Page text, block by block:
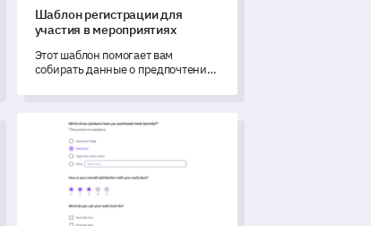
Шаблон регистрации для
участия в мероприятиях
Этот шаблон помогает вам
собирать данные о предпочтениях
мероприятий, тем самым
планирования событий.
Шаблон викторины по здоровью и фитнесу